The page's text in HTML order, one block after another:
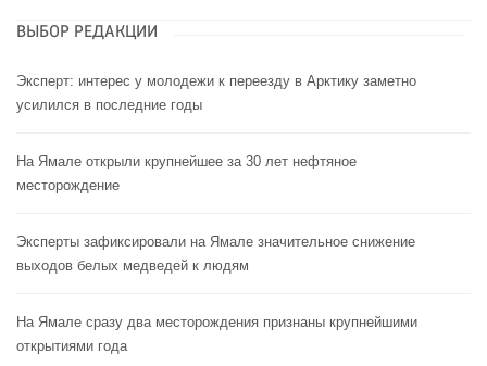
ВЫБОР РЕДАКЦИИ
Эксперт: интерес у молодежи к переезду в Арктику заметно
усилился в последние годы
На Ямале открыли крупнейшее за 30 лет нефтяное
месторождение
Эксперты зафиксировали на Ямале значительное снижение
выходов белых медведей к людям
На Ямале сразу два месторождения признаны крупнейшими
открытиями года